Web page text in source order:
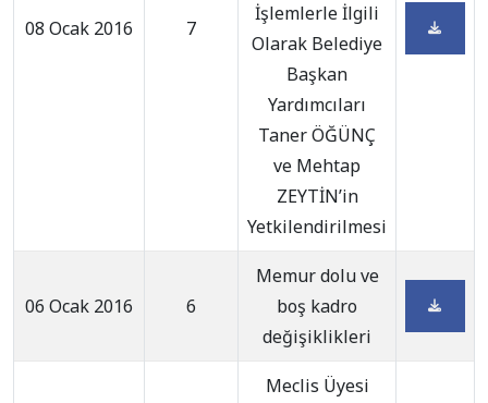
08 Ocak 2016 7
İşlemlerle İlgili
Olarak Belediye
Başkan
Yardımcıları
Taner ÖĞÜNÇ
ve Mehtap
ZEYTİN’in
Yetkilendirilmesi
06 Ocak 2016 6
Memur dolu ve
boş kadro
değişiklikleri
Meclis Üyesi